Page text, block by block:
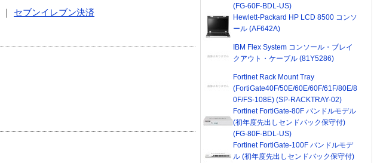
セブンイレブン決済
(FG-60F-BDL-US)
Hewlett-Packard HP LCD 8500 コンソ
ール (AF642A)
IBM Flex System コンソール・ブレイ
クアウト・ケーブル (81Y5286)
Fortinet Rack Mount Tray
(FortiGate40F/50E/60E/60F/61F/80E/8
0F/FS-108E) (SP-RACKTRAY-02)
Fortinet FortiGate-80F バンドルモデル
(初年度先出しセンドバック保守付)
(FG-80F-BDL-US)
Fortinet FortiGate-100F バンドルモデ
ル (初年度先出しセンドバック保守付)